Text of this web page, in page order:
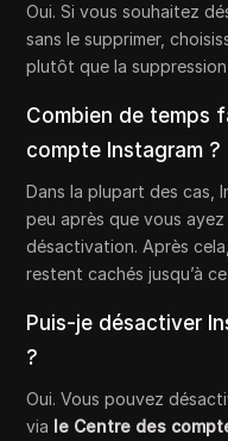
Oui. Si vous souhaitez
sans le supprimer,
plutôt que la
Combien de temps
compte Instagram ?
Dans la plupart des cas,
peu après que vous
désactivation. Après
restent cachés jusqu’à
Puis-je désactiver
?
Oui. Vous pouvez
via le Centre des